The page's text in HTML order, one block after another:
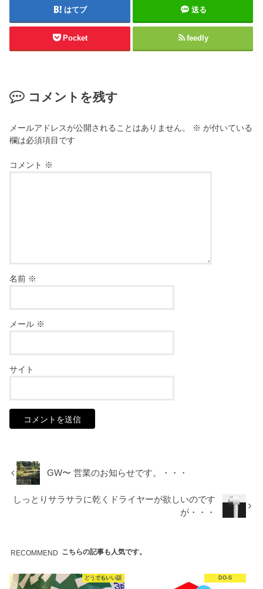
はてブ 送る
Pocket feedly
コメントを残す
メールアドレスが公開されることはありません。 ※ が付いている
欄は必須項目です
コメント ※
名前 ※
メール ※
サイト
GW〜 営業のお知らせです。・・・
しっとりサラサラに乾くドライヤーが欲しいのです
が・・・
RECOMMEND こちらの記事も人気です。
どうでもいい話 DO-S